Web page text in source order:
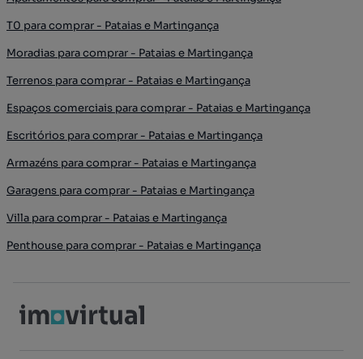
T0 para comprar - Pataias e Martingança
Moradias para comprar - Pataias e Martingança
Terrenos para comprar - Pataias e Martingança
Espaços comerciais para comprar - Pataias e Martingança
Escritórios para comprar - Pataias e Martingança
Armazéns para comprar - Pataias e Martingança
Garagens para comprar - Pataias e Martingança
Villa para comprar - Pataias e Martingança
Penthouse para comprar - Pataias e Martingança